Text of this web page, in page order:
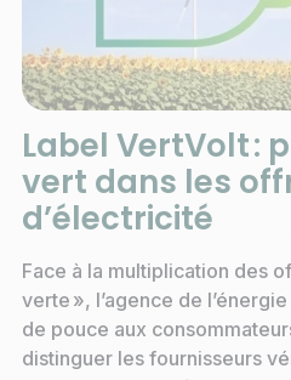
Label VertVolt :
vert dans les
d’électricité
Face à la multiplication des
verte », l’agence de
de pouce aux
distinguer les fournisseurs